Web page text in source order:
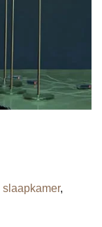
slaapkamer,